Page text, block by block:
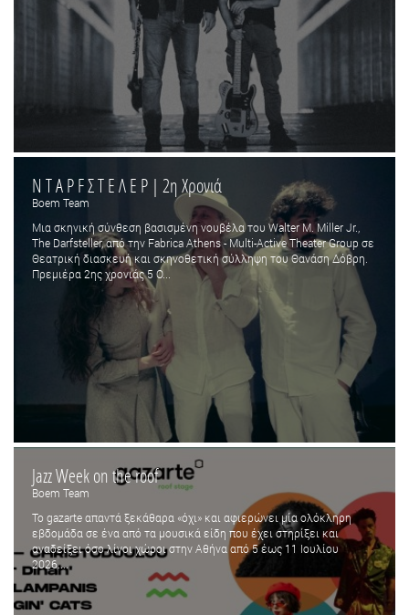
Ν Τ Α Ρ F Σ Τ Ε Λ Ε Ρ | 2η Χρονιά
Boem Team
Μια σκηνική σύνθεση βασισμένη νουβέλα του Walter M. Miller Jr.,
The Darfsteller, από την Fabrica Athens - Multi-Active Theater Group σε
Θεατρική διασκευή και σκηνοθετική σύλληψη του Θανάση Δόβρη.
Πρεμιέρα 2ης χρονιάς 5 Ο...
Jazz Week on the roof
Boem Team
Το gazarte απαντά ξεκάθαρα «όχι» και αφιερώνει μία ολόκληρη
εβδομάδα σε ένα από τα μουσικά είδη που έχει στηρίξει και
αναδείξει όσο λίγοι χώροι στην Αθήνα από 5 έως 11 Ιουλίου
2026....